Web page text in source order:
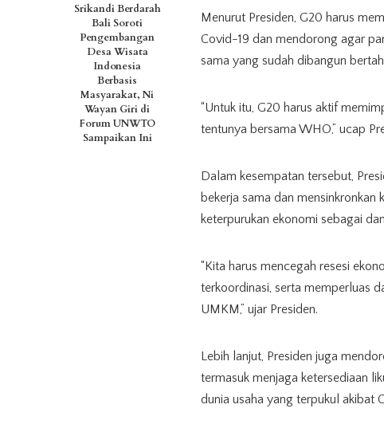
Srikandi Berdarah
Bali Soroti
Pengembangan
Desa Wisata
Indonesia
Berbasis
Masyarakat, Ni
Wayan Giri di
Forum UNWTO
Sampaikan Ini
Menurut Presiden, G20 harus
Covid-19 dan mendorong agar
sama yang sudah dibangun
“Untuk itu, G20 harus aktif
tentunya bersama WHO,” ucap
Dalam kesempatan tersebut,
bekerja sama dan
keterpurukan ekonomi sebagai
“Kita harus mencegah resesi
terkoordinasi, serta memperluas
UMKM,” ujar Presiden.
Lebih lanjut, Presiden juga
termasuk menjaga ketersediaan
dunia usaha yang terpukul akibat